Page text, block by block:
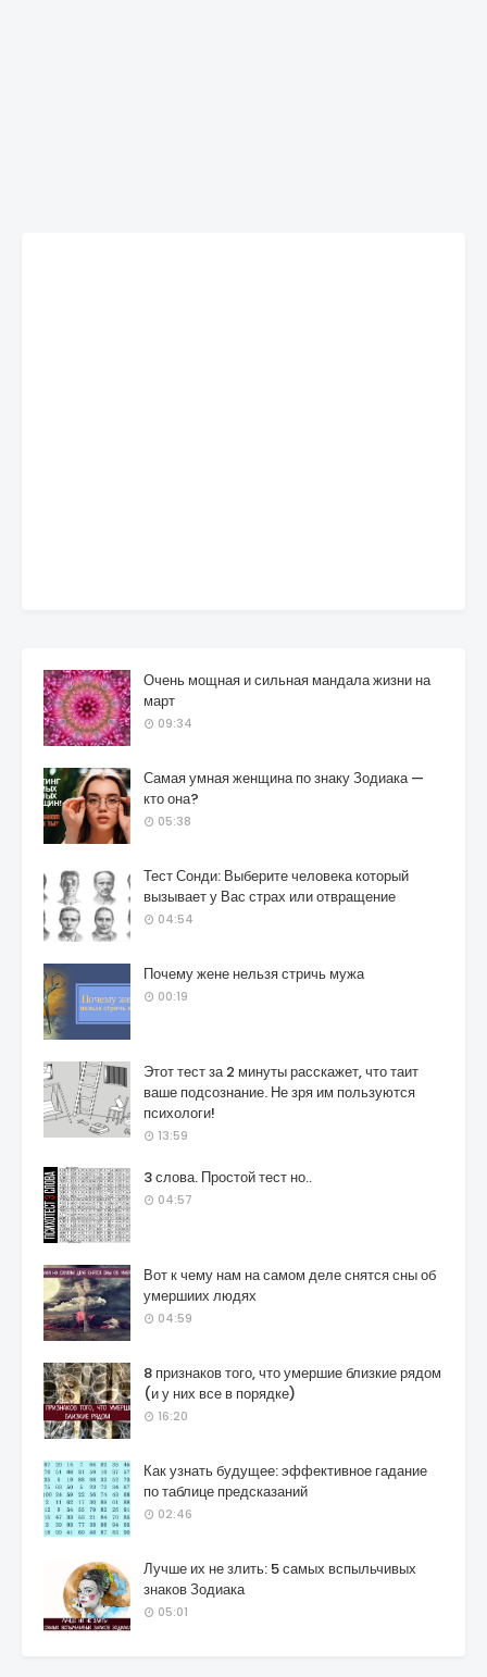
Очень мощная и сильная мандала жизни на
март
09:34
Самая умная женщина по знаку Зодиака —
кто она?
05:38
Тест Сонди: Выберите человека который
вызывает у Вас страх или отвращение
04:54
Почему жене нельзя стричь мужа
00:19
Этот тест за 2 минуты расскажет, что таит
ваше подсознание. Не зря им пользуются
психологи!
13:59
3 слова. Простой тест но..
04:57
Вот к чему нам на самом деле снятся сны об
умершиих людях
04:59
8 признаков того, что умершие близкие рядом
(и у них все в порядке)
16:20
Как узнать будущее: эффективное гадание
по таблице предсказаний
02:46
Лучше их не злить: 5 самых вспыльчивых
знаков Зодиака
05:01